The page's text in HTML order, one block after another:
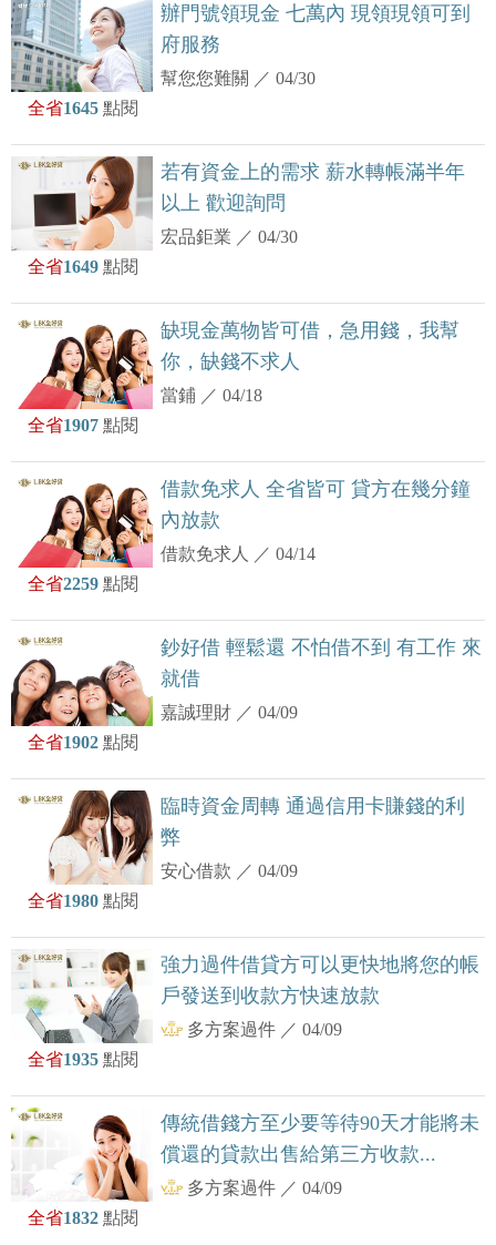
辦門號領現金 七萬內 現領現領可到
府服務
幫您您難關 ／04/30
全省1645 點閱
若有資金上的需求 薪水轉帳滿半年
以上 歡迎詢問
宏品鉅業 ／04/30
全省1649 點閱
缺現金萬物皆可借，急用錢，我幫
你，缺錢不求人
當鋪 ／04/18
全省1907 點閱
借款免求人 全省皆可 貸方在幾分鐘
內放款
借款免求人 ／04/14
全省2259 點閱
鈔好借 輕鬆還 不怕借不到 有工作 來
就借
嘉誠理財 ／04/09
全省1902 點閱
臨時資金周轉 通過信用卡賺錢的利
弊
安心借款 ／04/09
全省1980 點閱
強力過件借貸方可以更快地將您的帳
戶發送到收款方快速放款
多方案過件 ／04/09
全省1935 點閱
傳統借錢方至少要等待90天才能將未
償還的貸款出售給第三方收款...
多方案過件 ／04/09
全省1832 點閱